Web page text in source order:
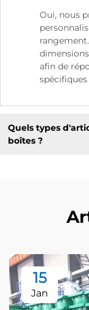
Oui, nous
afin de
Quels types
boîtes ?
15
Jan